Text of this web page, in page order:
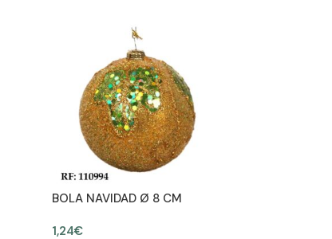
BOLA NAVIDAD Ø 8 CM
1,24€